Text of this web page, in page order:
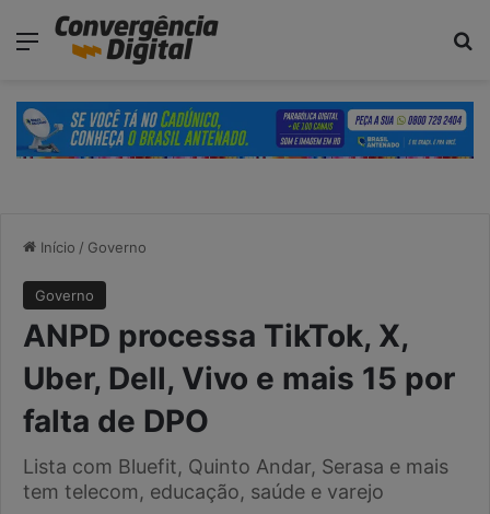
Menu
Início / Governo
Governo
ANPD processa TikTok, X,
Uber, Dell, Vivo e mais 15 por
falta de DPO
Lista com Bluefit, Quinto Andar, Serasa e mais
tem telecom, educação, saúde e varejo